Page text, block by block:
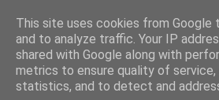
This site uses cookies from Google
and to analyze traffic. Your IP
shared with Google along with
metrics to ensure quality of service,
statistics, and to detect and